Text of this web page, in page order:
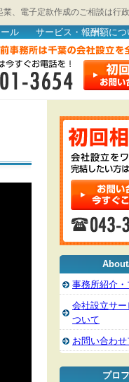
業、電子定款作成のご相談は
ル サービス・報酬額につ
事務所紹介
会社設立サ
ついて
お問い合わ
プロ